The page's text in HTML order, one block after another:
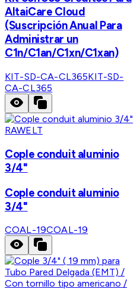
AltaiCare Cloud
(Suscripción Anual Para
Administrar un
C1n/C1an/C1xn/C1xan)
KIT-SD-CA-CL365KIT-SD-
CA-CL365
RAWELT
Cople conduit aluminio
3/4"
Cople conduit aluminio
3/4"
COAL-19COAL-19